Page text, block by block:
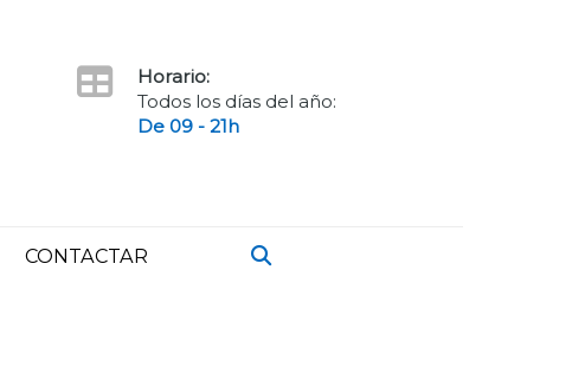
Horario:
Todos los días del año:
De 09 - 21h
CONTACTAR